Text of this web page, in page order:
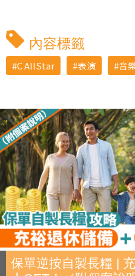
內容標籤
C AllStar 表演 音
保單逆按自製長糧 |